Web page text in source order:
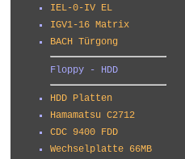
IEL-0-IV EL
IGV1-16 Matrix
BACH Türgong
Floppy - HDD
HDD Platten
Hamamatsu C2712
CDC 9400 FDD
Wechselplatte 66MB